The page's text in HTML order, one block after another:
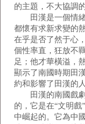
的主題，不大協調
田漢是一個情緒
都懷有求新求變的
在乎是否了然于心
個性率直，狂放不
足；他才華橫溢，
顯示了南國時期田
約和影響了田漢的
田漢的南國戲劇
的，它是在“文明
中崛起的。它為中